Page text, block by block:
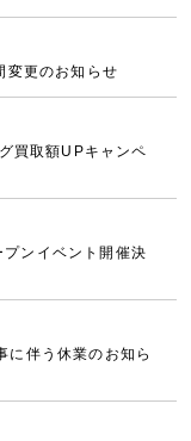
変更のお知らせ
買取額UPキャンペ
ンイベント開催決
に伴う休業のお知ら